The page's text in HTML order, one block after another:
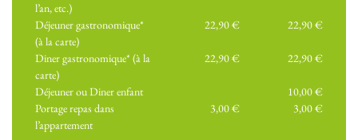
l’an, etc.)
Déjeuner gastronomique*
(à la carte)
22,90 € 22,90 €
Diner gastronomique* (à la
carte)
22,90 € 22,90 €
Déjeuner ou Diner enfant
10,00 €
Portage repas dans
l’appartement
3,00 € 3,00 €